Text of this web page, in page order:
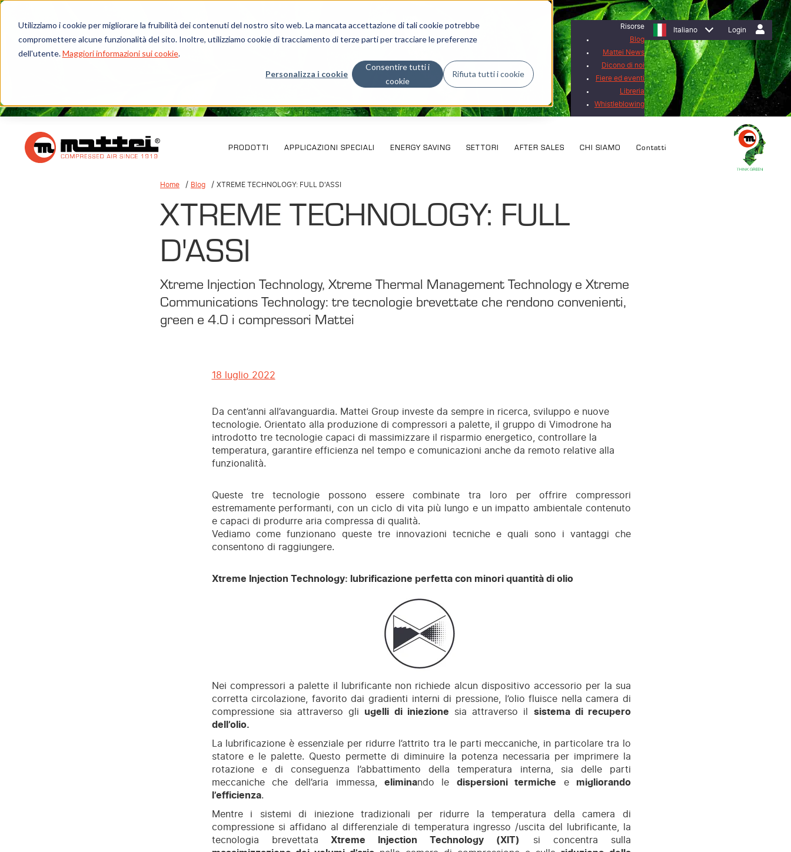
Utilizziamo i cookie per migliorare la fruibilità dei contenuti del nostro sito web. La mancata accettazione di tali cookie potrebbe
compromettere alcune funzionalità del sito. Inoltre, utilizziamo cookie di tracciamento di terze parti per tracciare le preferenze
dell'utente.Maggiori informazioni sui cookie.
Personalizza i cookie
Consentire tutti i
cookie
Rifiuta tutti i cookie
Login
Italiano
Risorse
Blog
Mattei News
Dicono di noi
Fiere ed eventi
Libreria
Whistleblowing
PRODOTTI APPLICAZIONI SPECIALI ENERGY SAVING SETTORI AFTER SALES CHI SIAMO Contatti
Home Blog XTREME TECHNOLOGY: FULL D'ASSI
XTREME TECHNOLOGY: FULL
D'ASSI
Xtreme Injection Technology, Xtreme Thermal Management Technology e Xtreme
Communications Technology: tre tecnologie brevettate che rendono convenienti,
green e 4.0 i compressori Mattei
18 luglio 2022
Da cent’anni all’avanguardia. Mattei Group investe da sempre in ricerca, sviluppo e nuove
tecnologie. Orientato alla produzione di compressori a palette, il gruppo di Vimodrone ha
introdotto tre tecnologie capaci di massimizzare il risparmio energetico, controllare la
temperatura, garantire efficienza nel tempo e comunicazioni anche da remoto relative alla
funzionalità.
Queste tre tecnologie possono essere combinate tra loro per offrire compressori
estremamente performanti, con un ciclo di vita più lungo e un impatto ambientale contenuto
e capaci di produrre aria compressa di qualità.
Vediamo come funzionano queste tre innovazioni tecniche e quali sono i vantaggi che
consentono di raggiungere.
Xtreme Injection Technology: lubrificazione perfetta con minori quantità di olio
Nei compressori a palette il lubrificante non richiede alcun dispositivo accessorio per la sua
corretta circolazione, favorito dai gradienti interni di pressione, l’olio fluisce nella camera di
compressione sia attraverso gli ugelli di iniezione sia attraverso il sistema di recupero
dell’olio.
La lubrificazione è essenziale per ridurre l’attrito tra le parti meccaniche, in particolare tra lo
statore e le palette. Questo permette di diminuire la potenza necessaria per imprimere la
rotazione e di conseguenza l’abbattimento della temperatura interna, sia delle parti
meccaniche che dell’aria immessa,eliminando le dispersioni termiche e migliorando
l’efficienza.
Mentre i sistemi di iniezione tradizionali per ridurre la temperatura della camera di
compressione si affidano al differenziale di temperatura ingresso /uscita del lubrificante, la
tecnologia brevettata Xtreme Injection Technology (XIT)
si concentra sulla